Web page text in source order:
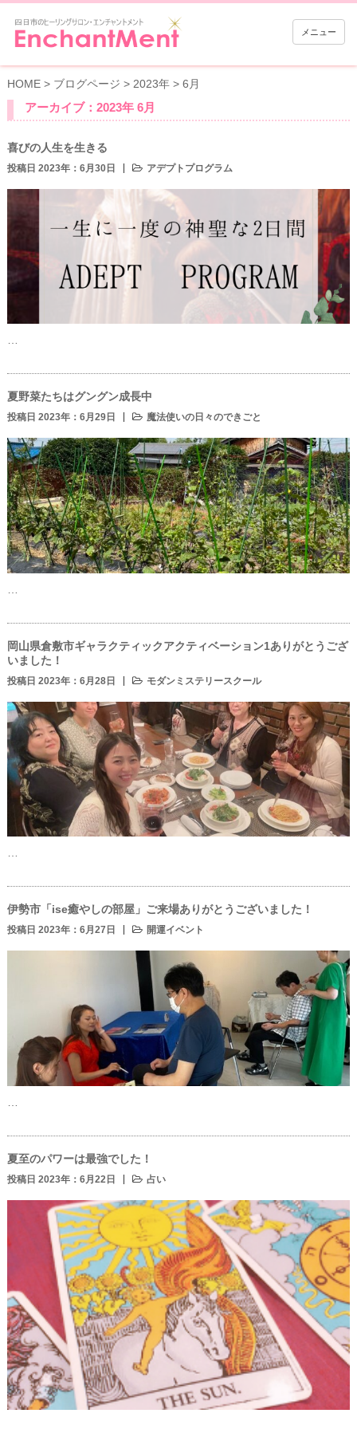
メニュー
HOME> ブログページ > 2023年> 6月
アーカイブ：2023年 6月
喜びの人生を生きる
投稿日 2023年：6月30日 アデプトプログラム
…
夏野菜たちはグングン成長中
投稿日 2023年：6月29日 魔法使いの日々のできごと
岡山県倉敷市ギャラクティックアクティベーション1ありがとうござ
いました！
投稿日 2023年：6月28日 モダンミステリースクール
…
伊勢市「ise癒やしの部屋」ご来場ありがとうございました！
投稿日 2023年：6月27日 開運イベント
夏至のパワーは最強でした！
投稿日 2023年：6月22日 占い